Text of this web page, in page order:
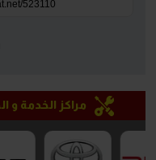
مراكز الخدمة و